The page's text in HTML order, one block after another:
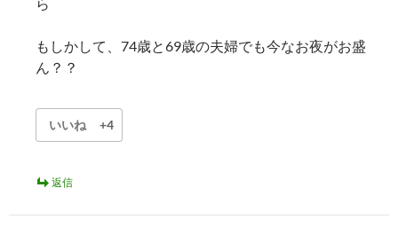
もしかして、74歳と69歳の夫婦でも今なお夜がお盛
ん？？
いいね +4
返信